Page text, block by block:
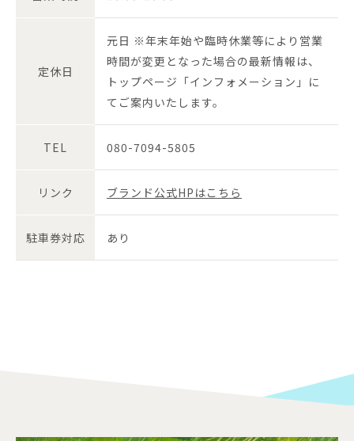
定休日
元日 ※年末年始や臨時休業等により営業
時間が変更となった場合の最新情報は、
トップページ「インフォメーション」に
てご案内いたします。
TEL 080-7094-5805
リンク ブランド公式HPはこちら
駐車券対応 あり